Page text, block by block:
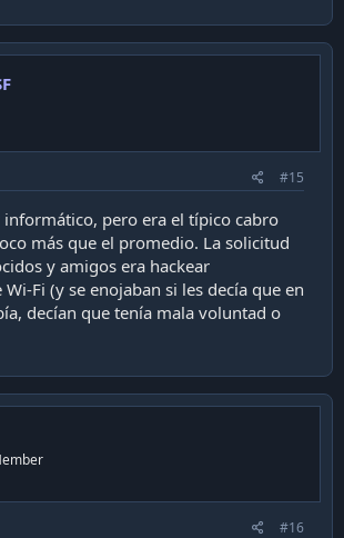
#15
informático, pero era el típico cabro
más que el promedio. La solicitud
y amigos era hackear
Fi (y se enojaban si les decía que en
decían que tenía mala voluntad o
#16